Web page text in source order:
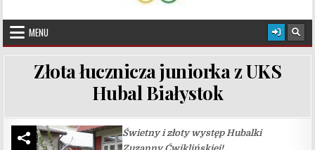
UKS Hubal Białystok
MENU
Złota łucznicza juniorka z UKS
Hubal Białystok
Świetny i złoty występ Hubalki